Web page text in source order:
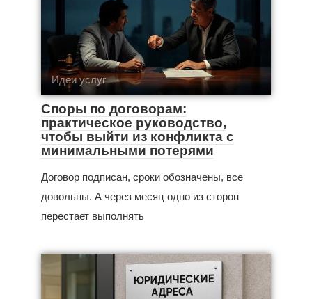
Идеи услуг
Споры по договорам:
практическое руководство,
чтобы выйти из конфликта с
минимальными потерями
Договор подписан, сроки обозначены, все
довольны. А через месяц одно из сторон
перестает выполнять